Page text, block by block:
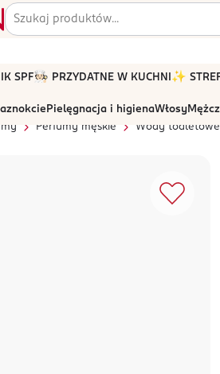
SPF🧑🏻‍🍳 PRZYDATNE W KUCHNI ✨
Pielęgnacja i higienaWłosy
Perfumy męskie Wody toaletowe